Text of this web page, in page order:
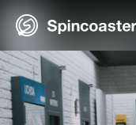
Skip